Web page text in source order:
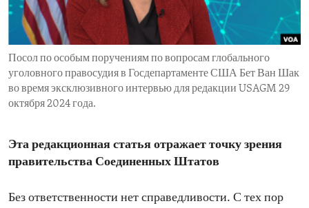
ENVIRONMENT AND HEALTH
IDEALS AND INSTITUTIONS
Посол по особым поручениям по вопросам глобального
уголовного правосудия в Госдепартаменте США Бет Ван Шак
во время эксклюзивного интервью для редакции USAGM 29
октября 2024 года.
Эта редакционная статья отражает точку зрения
правительства Соединенных Штатов
Без ответственности нет справедливости. С тех пор